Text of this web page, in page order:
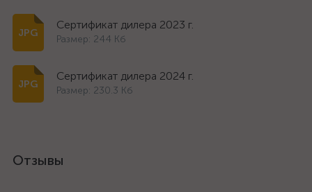
Сертификат дилера 2023 г.
Размер: 244 Кб
Сертификат дилера 2024 г.
Размер: 230.3 Кб
Отзывы